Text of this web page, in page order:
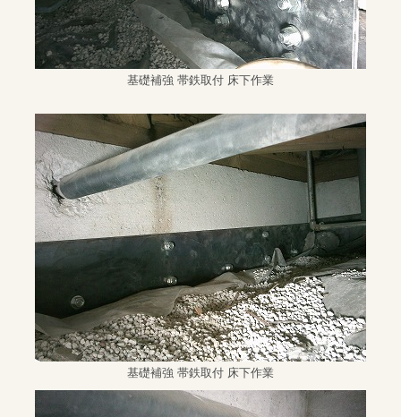
基礎補強 帯鉄取付 床下作業
基礎補強 帯鉄取付 床下作業